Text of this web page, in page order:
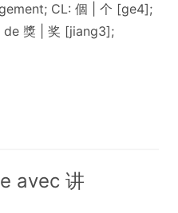
CL: 個 | 个 [ge4];
de 獎 | 奖 [jiang3];
avec 讲